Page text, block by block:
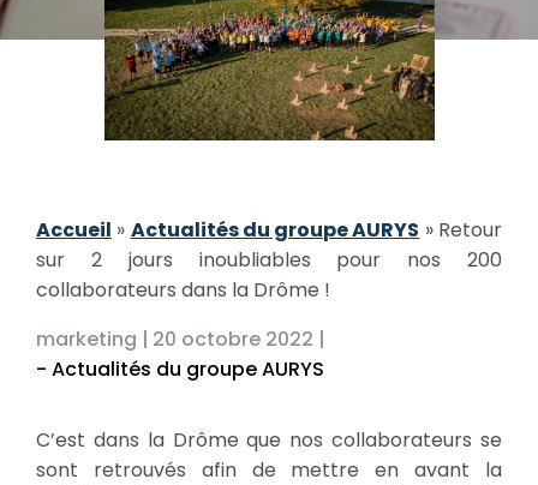
Accueil » Actualités du groupe AURYS » Retour
sur 2 jours inoubliables pour nos 200
collaborateurs dans la Drôme !
marketing | 20 octobre 2022 |
- Actualités du groupe AURYS
C’est dans la Drôme que nos collaborateurs se
sont retrouvés afin de mettre en avant la